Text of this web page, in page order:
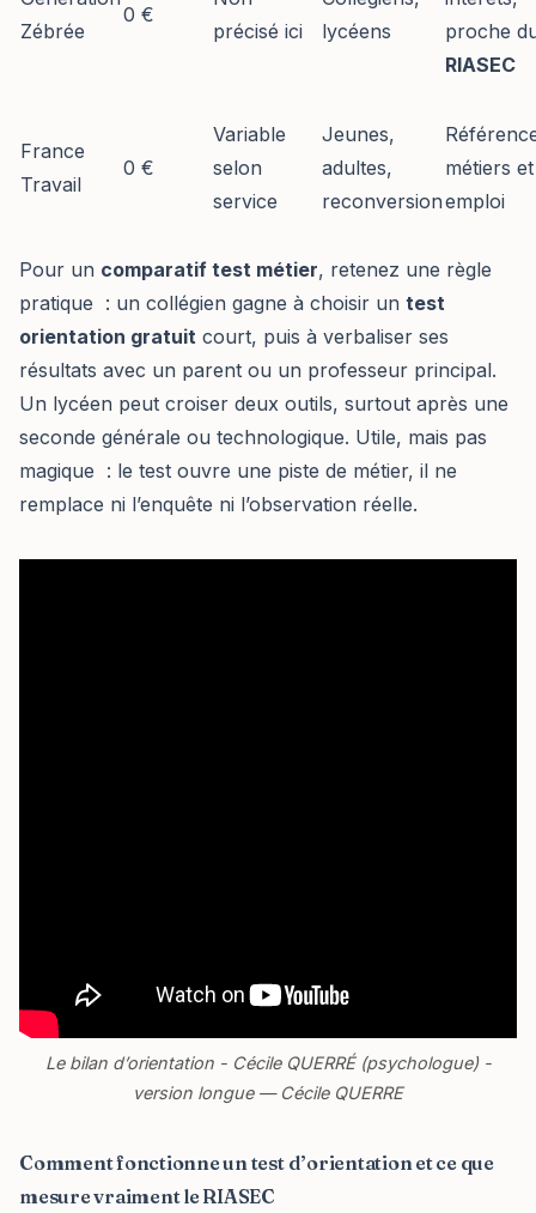
Zébrée
0 €
précisé ici
lycéens
proche
RIASEC
France
Travail
0 €
Variable
selon
service
Jeunes,
adultes,
reconversion
métiers et
emploi
Pour un comparatif test métier, retenez une règle
pratique : un collégien gagne à choisir un test
orientation gratuit court, puis à verbaliser ses
résultats avec un parent ou un professeur principal.
Un lycéen peut croiser deux outils, surtout après une
seconde générale ou technologique. Utile, mais pas
magique : le test ouvre une piste de métier, il ne
remplace ni l’enquête ni l’observation réelle.
Le bilan d’orientation - Cécile QUERRÉ (psychologue) -
version longue — Cécile QUERRE
Comment fonctionne un test d’orientation et ce que
mesure vraiment le RIASEC